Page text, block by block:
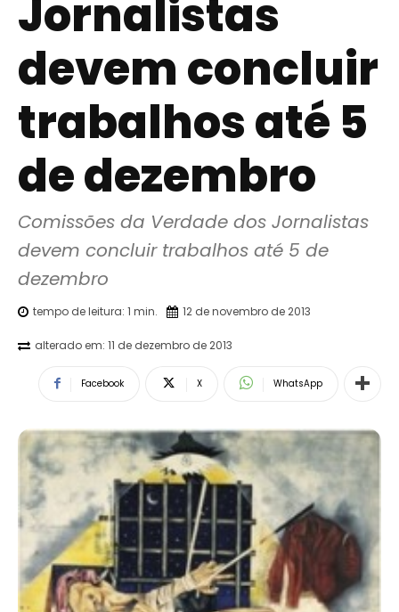
Jornalistas
devem concluir
trabalhos até 5
de dezembro
Comissões da Verdade dos Jornalistas
devem concluir trabalhos até 5 de
dezembro
tempo de leitura: 1 min. 12 de novembro de 2013
alterado em: 11 de dezembro de 2013
Facebook X WhatsApp